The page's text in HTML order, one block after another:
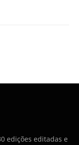
edições editadas e